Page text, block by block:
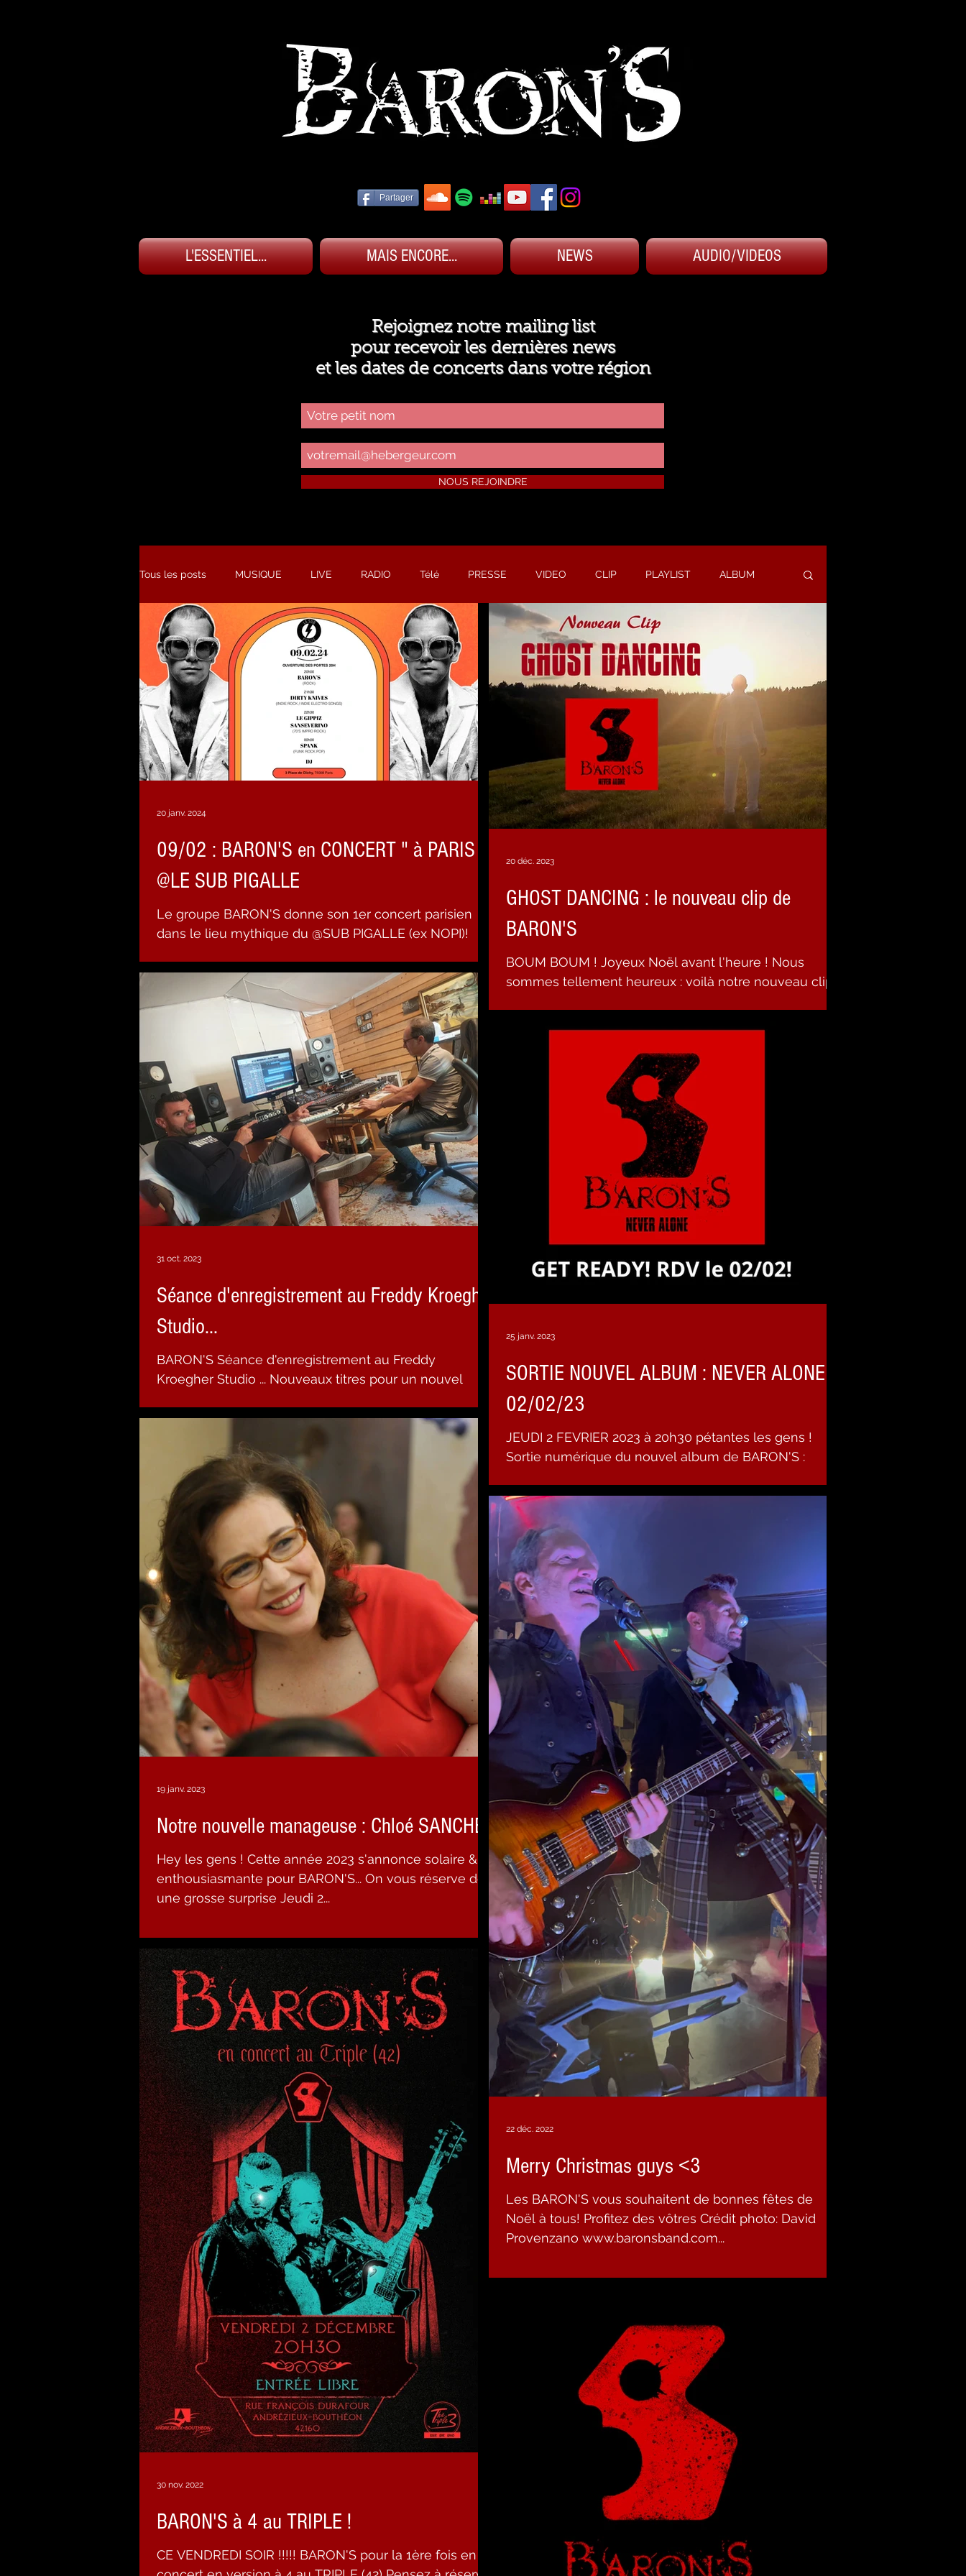
Partager
L'ESSENTIEL... MAIS ENCORE... NEWS AUDIO/VIDEOS
Rejoignez notre mailing list
pour recevoir les dernières news
et les dates de concerts dans votre région
NOUS REJOINDRE
Tous les posts MUSIQUE LIVE RADIO Télé PRESSE VIDEO CLIP PLAYLIST ALBUM
STUDIO NOUVEAU SINGLE
09/02 : BARON'S en CONCERT " à PARIS
@LE SUB PIGALLE
Le groupe BARON'S donne son 1er concert parisien
dans le lieu mythique du @SUB PIGALLE (ex NOPI)!
20 janv. 2024
GHOST DANCING : le nouveau clip de
BARON'S
BOUM BOUM ! Joyeux Noël avant l'heure ! Nous
sommes tellement heureux : voilà notre nouveau clip
20 déc. 2023
Séance d'enregistrement au Freddy Kroegher
Studio...
BARON'S Séance d'enregistrement au Freddy
Kroegher Studio ... Nouveaux titres pour un nouvel
Roux. www.baronsband.com #groovers #rockaway
#funkymusic #barons #baron_s
31 oct. 2023
SORTIE NOUVEL ALBUM : NEVER ALONE
02/02/23
JEUDI 2 FEVRIER 2023 à 20h30 pétantes les gens !
Sortie numérique du nouvel album de BARON'S :
25 janv. 2023
Notre nouvelle manageuse : Chloé SANCHEZ
Hey les gens ! Cette année 2023 s'annonce solaire &
enthousiasmante pour BARON'S... On vous réserve déjà
une grosse surprise Jeudi 2...
19 janv. 2023
Merry Christmas guys <3
Les BARON'S vous souhaitent de bonnes fêtes de
Noël à tous! Profitez des vôtres Crédit photo: David
Provenzano www.baronsband.com...
22 déc. 2022
BARON'S à 4 au TRIPLE !
CE VENDREDI SOIR !!!!! BARON'S pour la 1ère fois en
30 nov. 2022